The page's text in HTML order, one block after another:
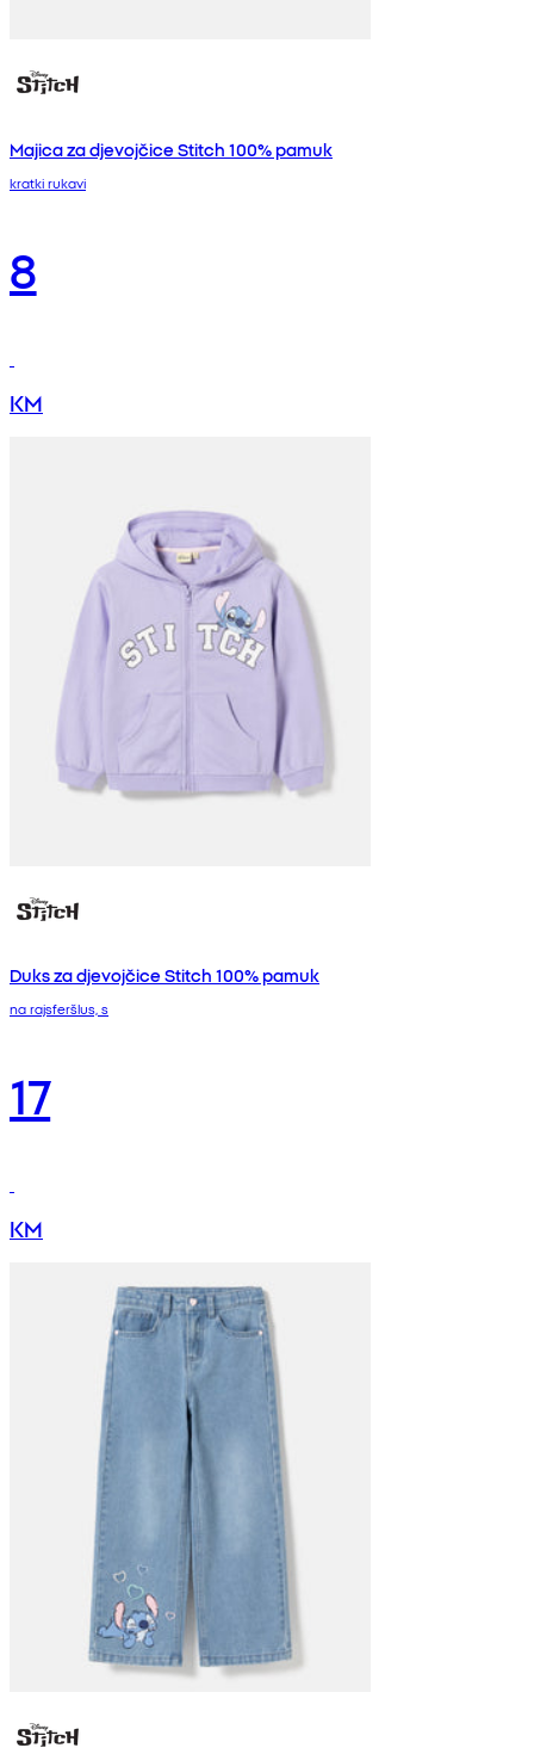
Majica za djevojčice Stitch 100% pamuk
kratki rukavi
8
KM
Duks za djevojčice Stitch 100% pamuk
na rajsferšlus, s
17
KM